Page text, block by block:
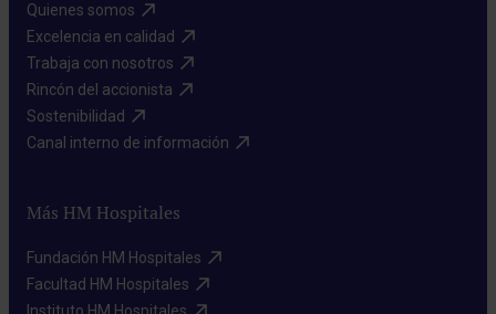
Quienes somos​
Excelencia en calidad​
Trabaja con nosotros​
Rincón del accionista​
Sostenibilidad​
Canal interno de información​
Más HM Hospitales
Fundación HM Hospitales​
Facultad HM Hospitales​